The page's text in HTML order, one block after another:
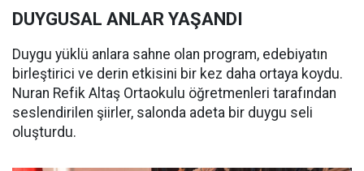
DUYGUSAL ANLAR YAŞANDI
Duygu yüklü anlara sahne olan program, edebiyatın
birleştirici ve derin etkisini bir kez daha ortaya koydu.
Nuran Refik Altaş Ortaokulu öğretmenleri tarafından
seslendirilen şiirler, salonda adeta bir duygu seli
oluşturdu.